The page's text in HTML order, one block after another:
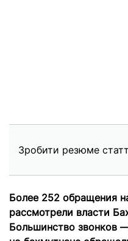
Зробити резюме
Более 252 обращения
рассмотрели власти
Большинство звонков